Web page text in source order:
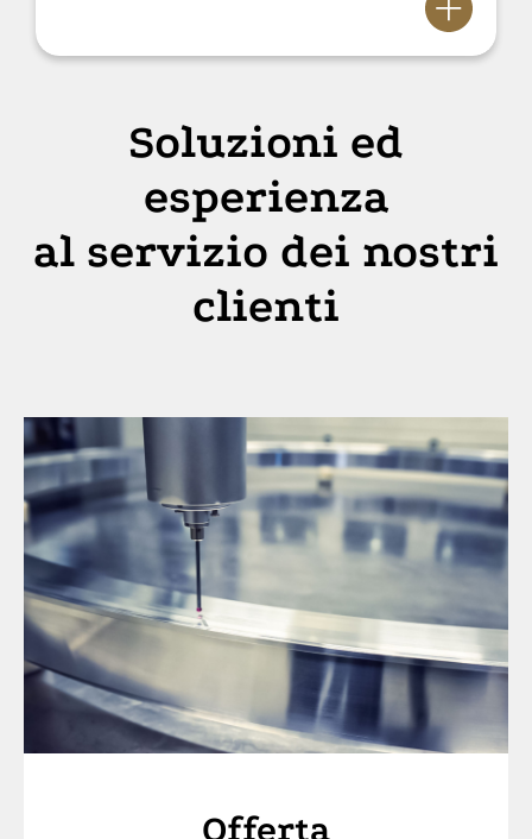
Soluzioni ed
esperienza
al servizio dei nostri
clienti
Offerta